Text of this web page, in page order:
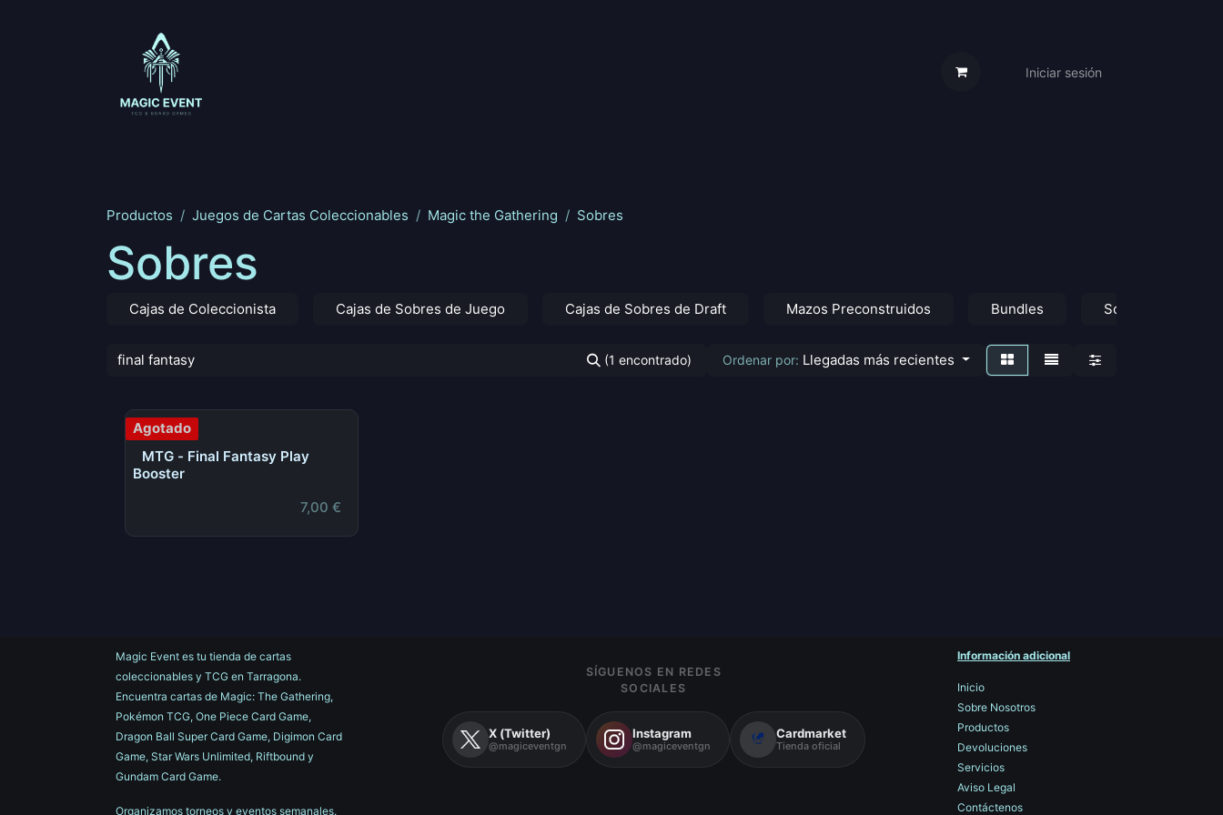
Iniciar sesión
Productos Juegos de Cartas Coleccionables Magic the Gathering Sobres
Sobres
Cajas de Coleccionista Cajas de Sobres de Juego Cajas de Sobres de Draft Mazos Preconstruidos Bundles Sobres de
(1 encontrado) Ordenar por: Llegadas más recientes
Agotado
MTG - Final Fantasy Play
Booster
7,00 €
Magic Event es tu tienda de cartas
coleccionables y TCG en Tarragona.
Encuentra cartas de Magic: The Gathering,
Pokémon TCG, One Piece Card Game,
Dragon Ball Super Card Game, Digimon Card
Game, Star Wars Unlimited, Riftbound y
Gundam Card Game.
Organizamos torneos y eventos semanales.
SÍGUENOS EN REDES
SOCIALES
X (Twitter)
@magiceventgn
Instagram
@magiceventgn
Cardmarket
Tienda oficial
Información adicional
Inicio
Sobre Nosotros
Productos
Devoluciones
Servicios
Aviso Legal
Contáctenos